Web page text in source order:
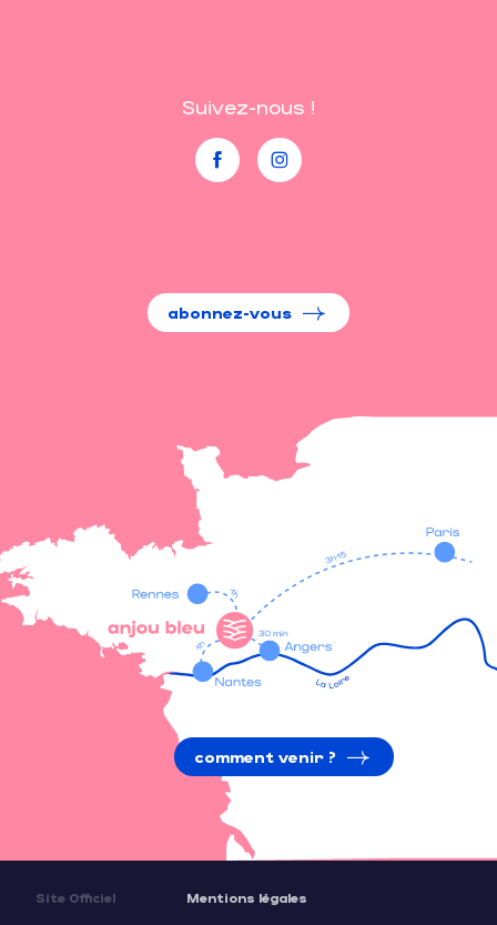
Suivez-nous !
abonnez-vous
comment venir ?
Site Officiel Mentions légales